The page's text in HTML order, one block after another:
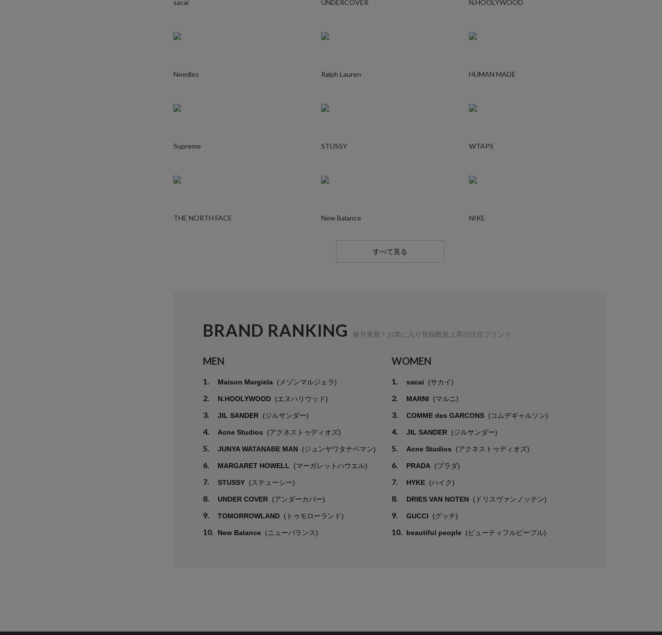
sacai UNDERCOVER N.HOOLYWOOD
Needles Ralph Lauren HUMAN MADE
Supreme STUSSY WTAPS
THE NORTH FACE New Balance NIKE
すべて見る
BRAND RANKING 毎月更新！お気に入り登録数急上昇の注目ブランド
MEN
1. Maison Margiela (メゾンマルジェラ)
2. N.HOOLYWOOD (エヌハリウッド)
3. JIL SANDER (ジルサンダー)
4. Acne Studios (アクネストゥディオズ)
5. JUNYA WATANABE MAN (ジュンヤワタナベマン)
6. MARGARET HOWELL (マーガレットハウエル)
7. STUSSY (ステューシー)
8. UNDER COVER (アンダーカバー)
9. TOMORROWLAND (トゥモローランド)
10. New Balance (ニューバランス)
WOMEN
1. sacai (サカイ)
2. MARNI (マルニ)
3. COMME des GARCONS (コムデギャルソン)
4. JIL SANDER (ジルサンダー)
5. Acne Studios (アクネストゥディオズ)
6. PRADA (プラダ)
7. HYKE (ハイク)
8. DRIES VAN NOTEN (ドリスヴァンノッテン)
9. GUCCI (グッチ)
10. beautiful people (ビューティフルピープル)